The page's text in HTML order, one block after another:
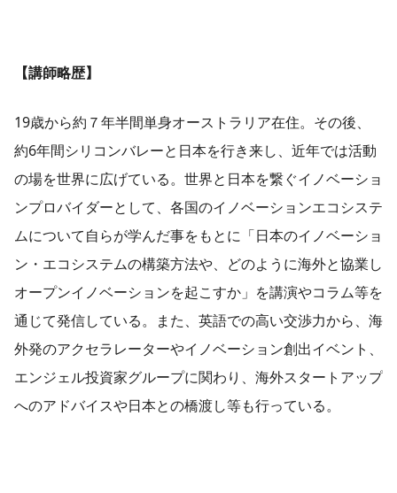
【講師略歴】
19歳から約７年半間単身オーストラリア在住。その後、
約6年間シリコンバレーと日本を行き来し、近年では活動
の場を世界に広げている。世界と日本を繋ぐイノベーショ
ンプロバイダーとして、各国のイノベーションエコシステ
ムについて自らが学んだ事をもとに「日本のイノベーショ
ン・エコシステムの構築方法や、どのように海外と協業し
オープンイノベーションを起こすか」を講演やコラム等を
通じて発信している。また、英語での高い交渉力から、海
外発のアクセラレーターやイノベーション創出イベント、
エンジェル投資家グループに関わり、海外スタートアップ
へのアドバイスや日本との橋渡し等も行っている。